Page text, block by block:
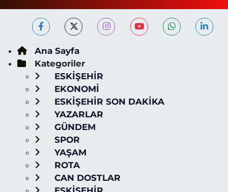
Ana Sayfa
Kategoriler
ESKİŞEHİR
EKONOMİ
ESKİŞEHİR SON DAKİKA
YAZARLAR
GÜNDEM
SPOR
YAŞAM
ROTA
CAN DOSTLAR